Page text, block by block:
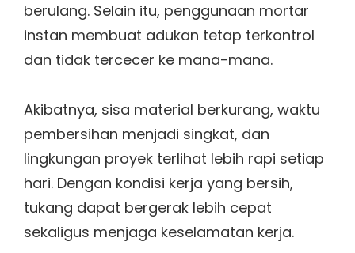
berulang. Selain itu, penggunaan mortar
instan membuat adukan tetap terkontrol
dan tidak tercecer ke mana-mana.
Akibatnya, sisa material berkurang, waktu
pembersihan menjadi singkat, dan
lingkungan proyek terlihat lebih rapi setiap
hari. Dengan kondisi kerja yang bersih,
tukang dapat bergerak lebih cepat
sekaligus menjaga keselamatan kerja.